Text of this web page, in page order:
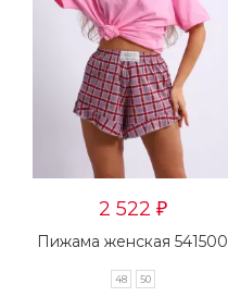
2 522 ₽
Пижама женская 541500
48 50